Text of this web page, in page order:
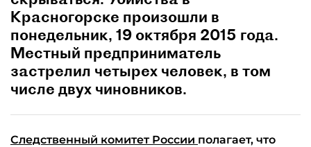
Красногорске произошли в
понедельник, 19 октября 2015 года.
Местный предприниматель
застрелил четырех человек, в том
числе двух чиновников.
Следственный комитет России полагает, что